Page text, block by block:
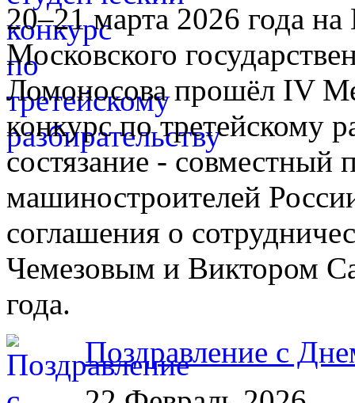
20–21 марта 2026 года
Московского
Ломоносова прошёл IV
конкурс по третейскому
состязание - совместный
машиностроителей
соглашения о
Чемезовым и Виктором
года.
Поздравление с